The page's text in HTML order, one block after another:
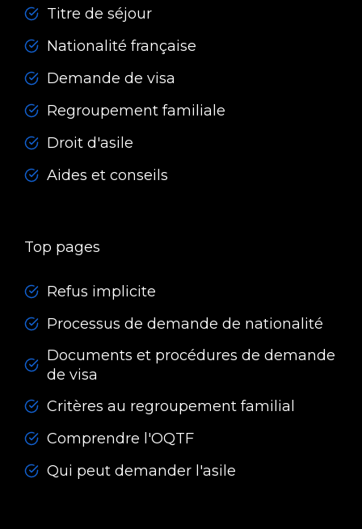
Titre de séjour
Nationalité française
Demande de visa
Regroupement familiale
Droit d'asile
Aides et conseils
Top pages
Refus implicite
Processus de demande de nationalité
Documents et procédures de demande
de visa
Critères au regroupement familial
Comprendre l'OQTF
Qui peut demander l'asile